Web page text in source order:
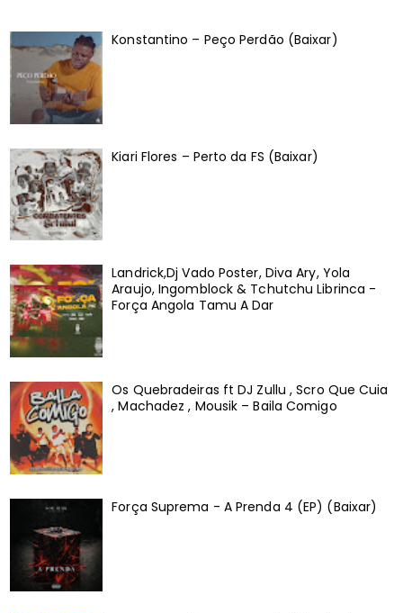
Konstantino – Peço Perdão (Baixar)
Kiari Flores – Perto da FS (Baixar)
Landrick,Dj Vado Poster, Diva Ary, Yola
Araujo, Ingomblock & Tchutchu Librinca -
Força Angola Tamu A Dar
Os Quebradeiras ft DJ Zullu , Scro Que Cuia
, Machadez , Mousik – Baila Comigo
Força Suprema - A Prenda 4 (EP) (Baixar)